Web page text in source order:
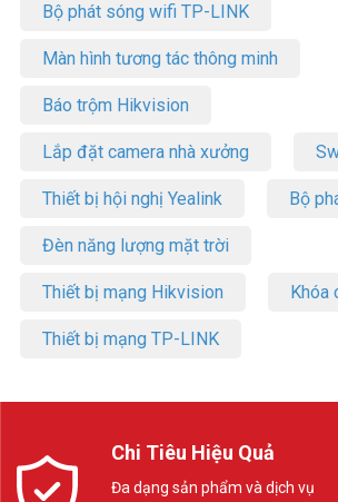
Bộ phát sóng wifi TP-LINK
Màn hình tương tác thông minh
Báo trộm Hikvision
Lắp đặt camera nhà xưởng
Thiết bị hội nghị Yealink Bộ
Đèn năng lượng mặt trời
Thiết bị mạng Hikvision Khóa
Thiết bị mạng TP-LINK
Chi Tiêu Hiệu Quả
Đa dạng sản phẩm và dịch vụ